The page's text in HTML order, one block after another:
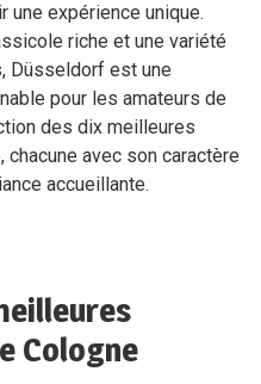
une expérience unique.
riche et une variété
Düsseldorf est une
pour les amateurs de
des dix meilleures
avec son caractère
accueillante.
Cologne